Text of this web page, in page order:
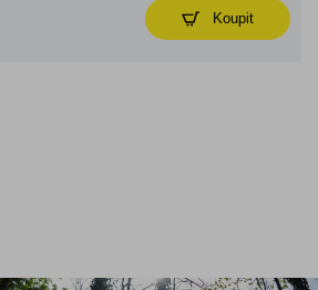
Koupit